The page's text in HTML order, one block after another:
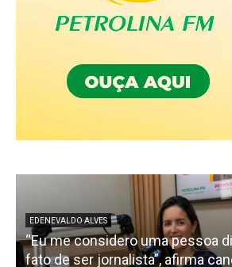
EDENEVALDO ALVES
“Eu me considero uma pessoa
fato de ser jornalista”, afirma